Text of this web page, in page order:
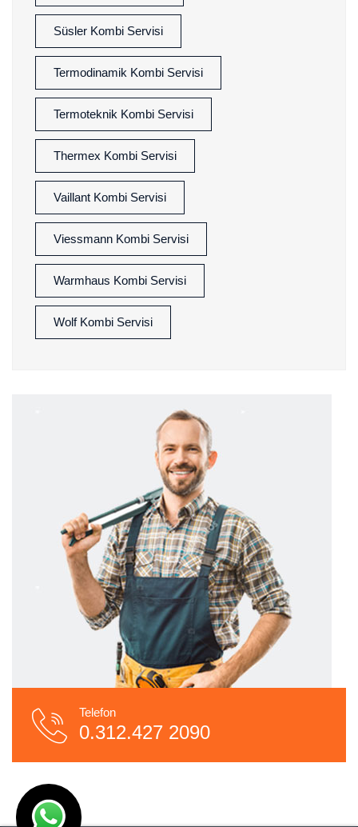
Süsler Kombi Servisi
Termodinamik Kombi Servisi
Termoteknik Kombi Servisi
Thermex Kombi Servisi
Vaillant Kombi Servisi
Viessmann Kombi Servisi
Warmhaus Kombi Servisi
Wolf Kombi Servisi
Telefon
0.312.427 2090